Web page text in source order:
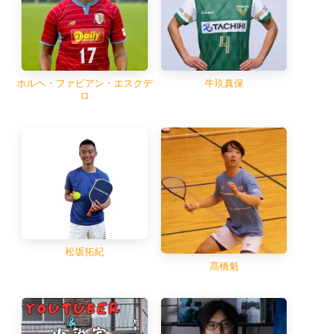
ホルヘ・ファビアン・エスクデ
ロ
牛玖真保
松坂拓紀
髙橋魁